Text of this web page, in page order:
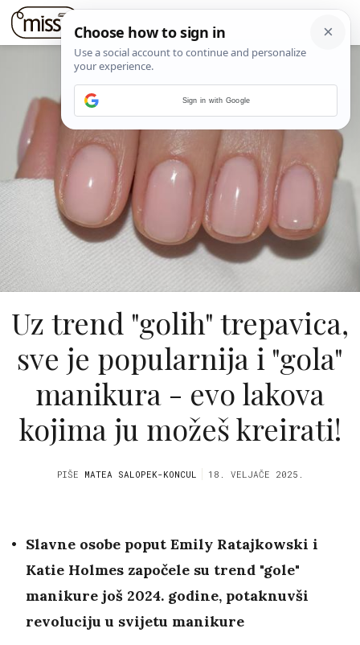
Uz trend "golih" trepavica,
sve je popularnija i "gola"
manikura - evo lakova
kojima ju možeš kreirati!
PIŠE MATEA SALOPEK-KONCUL 18. VELJAČE 2025.
Slavne osobe poput Emily Ratajkowski i
Katie Holmes započele su trend "gole"
manikure još 2024. godine, potaknuvši
revoluciju u svijetu manikure
Sign in with Google